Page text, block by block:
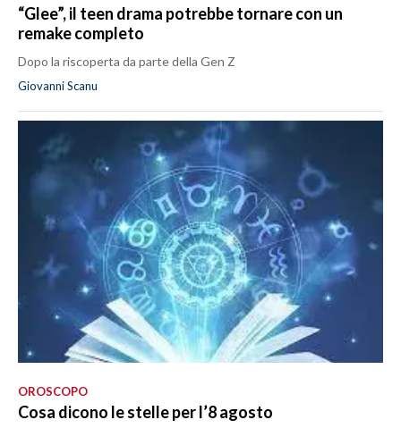
“Glee”, il teen drama potrebbe tornare con un
remake completo
Dopo la riscoperta da parte della Gen Z
Giovanni Scanu
OROSCOPO
Cosa dicono le stelle per l’8 agosto